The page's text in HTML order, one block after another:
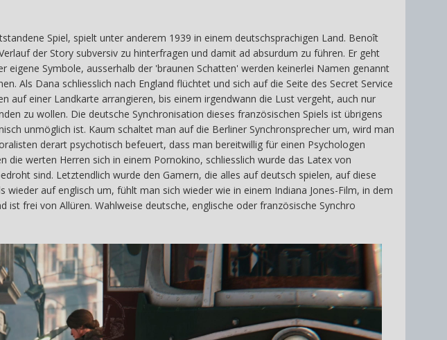
Spiel, spielt unter anderem 1939 in einem deutschsprachigen Land. Benoît
der Story subversiv zu hinterfragen und damit ad absurdum zu führen. Er geht
Symbole, ausserhalb der 'braunen Schatten' werden keinerlei Namen genannt
Als Dana schliesslich nach England flüchtet und sich auf die Seite des Secret Service
auf einer Landkarte arrangieren, bis einem irgendwann die Lust vergeht, auch nur
zu wollen. Die deutsche Synchronisation dieses französischen Spiels ist übrigens
unmöglich ist. Kaum schaltet man auf die Berliner Synchronsprecher um, wird man
derart psychotisch befeuert, dass man bereitwillig für einen Psychologen
werten Herren sich in einem Pornokino, schliesslich wurde das Latex von
sind. Letztendlich wurde den Gamern, die alles auf deutsch spielen, auf diese
auf englisch um, fühlt man sich wieder wie in einem Indiana Jones-Film, in dem
ist frei von Allüren. Wahlweise deutsche, englische oder französische Synchro